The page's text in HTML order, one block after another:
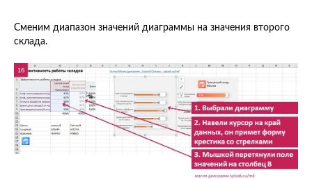
Сменим диапазон значений диаграммы на значения второго
склада.